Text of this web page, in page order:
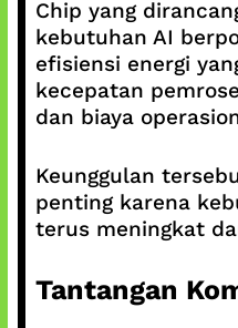
Chip yang
kebutuhan AI
efisiensi energi
kecepatan
dan biaya
Keunggulan
penting karena
terus meningkat
Tantangan